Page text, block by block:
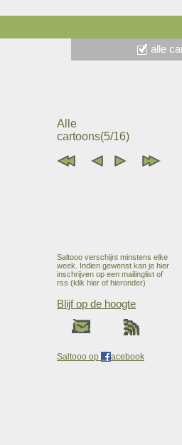
alle
Alle
cartoons(5/16)
Saltooo verschijnt minstens elke
week. Indien gewenst kan je hier
inschrijven op een mailinglist of
rss (klik hier of hieronder)
Blijf op de hoogte
Saltooo op acebook